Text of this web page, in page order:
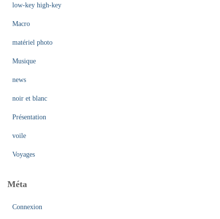
low-key high-key
Macro
matériel photo
Musique
news
noir et blanc
Présentation
voile
Voyages
Méta
Connexion